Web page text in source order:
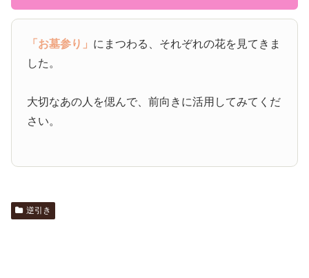
「お墓参り」 にまつわる、それぞれの花を見てきま
した。
大切なあの人を偲んで、前向きに活用してみてくだ
さい。
逆引き